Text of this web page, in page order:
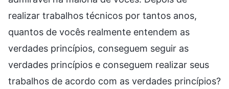
realizar trabalhos técnicos por tantos anos,
quantos de vocês realmente entendem as
verdades princípios, conseguem seguir as
verdades princípios e conseguem realizar seus
trabalhos de acordo com as verdades princípios?